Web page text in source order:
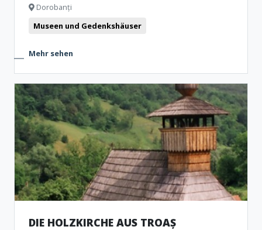
Dorobanți
Museen und Gedenkshäuser
Mehr sehen
DIE HOLZKIRCHE AUS TROAȘ